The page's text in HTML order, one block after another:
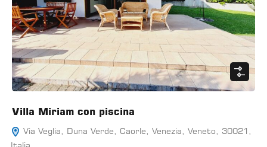
Villa Miriam con piscina
Via Veglia, Duna Verde, Caorle, Venezia, Veneto, 30021,
Italia